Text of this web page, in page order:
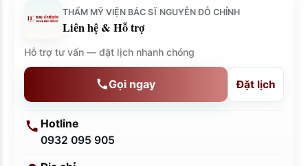
THẨM MỸ VIỆN BÁC SĨ NGUYỄN ĐỖ CHỈNH
Liên hệ & Hỗ trợ
Hỗ trợ tư vấn — đặt lịch nhanh chóng
Gọi ngay Đặt lịch
Hotline
0932 095 905